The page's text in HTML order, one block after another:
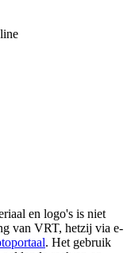
en logo's is niet
van VRT, hetzij via e-
. Het gebruik